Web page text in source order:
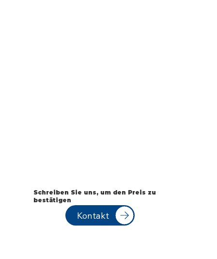
Schreiben Sie uns, um den Preis zu
bestätigen
Kontakt